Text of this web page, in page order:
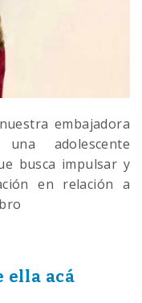
embajadora
adolescente
busca impulsar y
en relación a
ella acá